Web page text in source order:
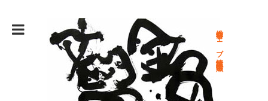
総合文学ウェブ情報誌 文学金魚